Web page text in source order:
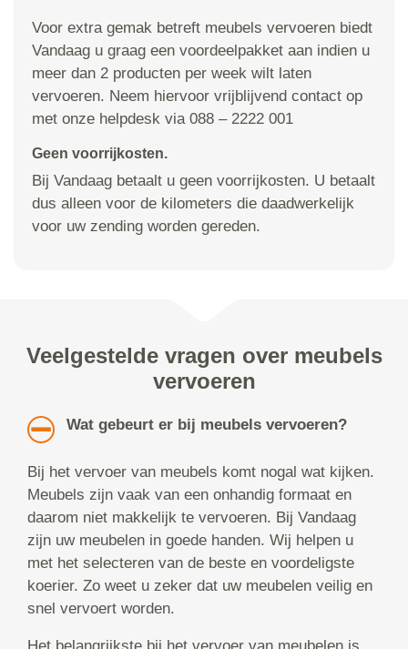
Voor extra gemak betreft meubels vervoeren biedt
Vandaag u graag een voordeelpakket aan indien u
meer dan 2 producten per week wilt laten
vervoeren. Neem hiervoor vrijblijvend contact op
met onze helpdesk via 088 – 2222 001
Geen voorrijkosten.
Bij Vandaag betaalt u geen voorrijkosten. U betaalt
dus alleen voor de kilometers die daadwerkelijk
voor uw zending worden gereden.
Veelgestelde vragen over meubels
vervoeren
Wat gebeurt er bij meubels vervoeren?
Bij het vervoer van meubels komt nogal wat kijken.
Meubels zijn vaak van een onhandig formaat en
daarom niet makkelijk te vervoeren. Bij Vandaag
zijn uw meubelen in goede handen. Wij helpen u
met het selecteren van de beste en voordeligste
koerier. Zo weet u zeker dat uw meubelen veilig en
snel vervoert worden.